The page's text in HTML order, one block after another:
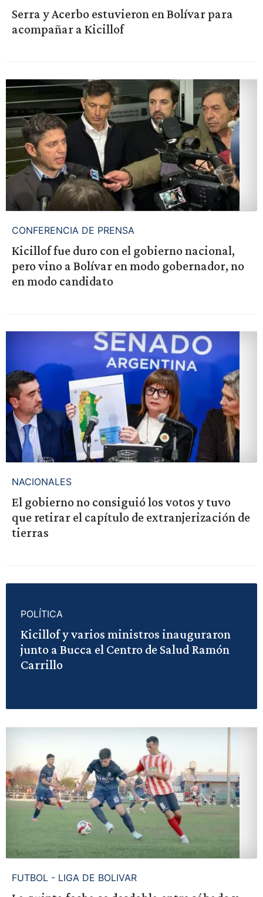
Serra y Acerbo estuvieron en Bolívar para
acompañar a Kicillof
CONFERENCIA DE PRENSA
Kicillof fue duro con el gobierno nacional,
pero vino a Bolívar en modo gobernador, no
en modo candidato
NACIONALES
El gobierno no consiguió los votos y tuvo
que retirar el capítulo de extranjerización de
tierras
POLÍTICA
Kicillof y varios ministros inauguraron
junto a Bucca el Centro de Salud Ramón
Carrillo
FUTBOL - LIGA DE BOLIVAR